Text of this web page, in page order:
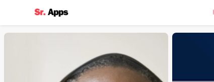
Senhor Apps